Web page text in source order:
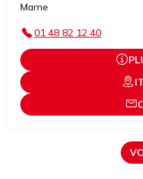
Marne
01 48 82 12 40